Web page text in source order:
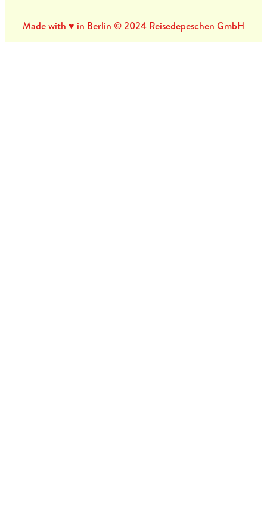
Made with ♥ in Berlin © 2024 Reisedepeschen GmbH